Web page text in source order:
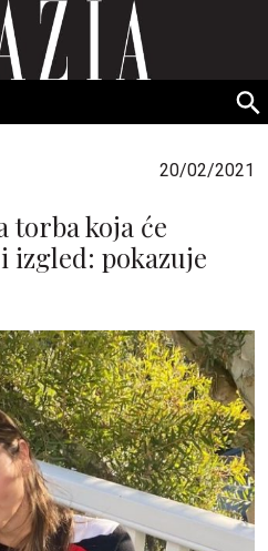
GRAZIA Srbija
20/02/2021
torba koja će
pokazuje